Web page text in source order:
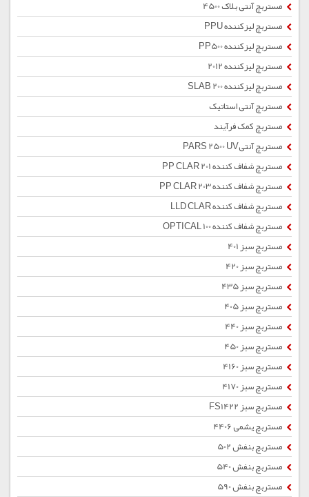
مستربچ آنتی بلاک 4500
مستربچ لیزکننده PPU
مستربچ لیزکننده PP500
مستربچ لیزکننده 2012
مستربچ لیزکننده SLAB 200
مستربچ آنتی استاتیک
مستربچ کمک فرآیند
مستربچ آنتیPARS 2500 UV
مستربچ شفاف کننده PP CLAR 201
مستربچ شفاف کننده PP CLAR 203
مستربچ شفاف کننده LLD CLAR
مستربچ شفاف کننده OPTICAL 100
مستربچ سبز 401
مستربچ سبز 420
مستربچ سبز 435
مستربچ سبز 405
مستربچ سبز 440
مستربچ سبز 450
مستربچ سبز 4160
مستربچ سبز 4170
مستربچ سبز FS1422
مستربچ یشمی 4406
مستربچ بنفش 502
مستربچ بنفش 540
مستربچ بنفش 590